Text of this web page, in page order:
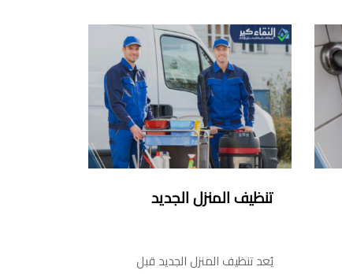
تنظيف المنزل الجديد
يُعد تنظيف المنزل الجديد قبل